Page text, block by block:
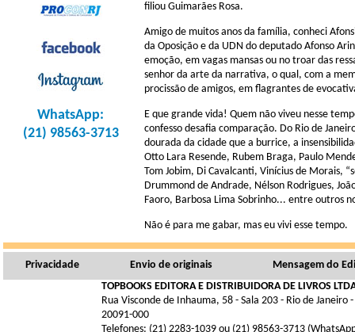
WhatsApp:
(21) 98563-3713
filiou Guimarães Rosa.
Amigo de muitos anos da família, conheci
da Oposição e da UDN do deputado Afonso
emoção, em vagas mansas ou no troar das
senhor da arte da narrativa, o qual, com a
procissão de amigos, em flagrantes de
E que grande vida! Quem não viveu nesse
confesso desafia comparação. Do Rio de
dourada da cidade que a burrice, a
Otto Lara Resende, Rubem Braga, Paulo
Tom Jobim, Di Cavalcanti, Vinícius de Morais,
Drummond de Andrade, Nélson Rodrigues,
Faoro, Barbosa Lima Sobrinho... entre outros
Não é para me gabar, mas eu vivi esse tempo.
Privacidade Envio de originais
Mensagem do
TOPBOOKS EDITORA E DISTRIBUIDORA DE LIVROS
Rua Visconde de Inhauma, 58 - Sala 203 - Rio de Janeiro -
20091-000
Telefones: (21) 2283-1039 ou (21) 98563-3713